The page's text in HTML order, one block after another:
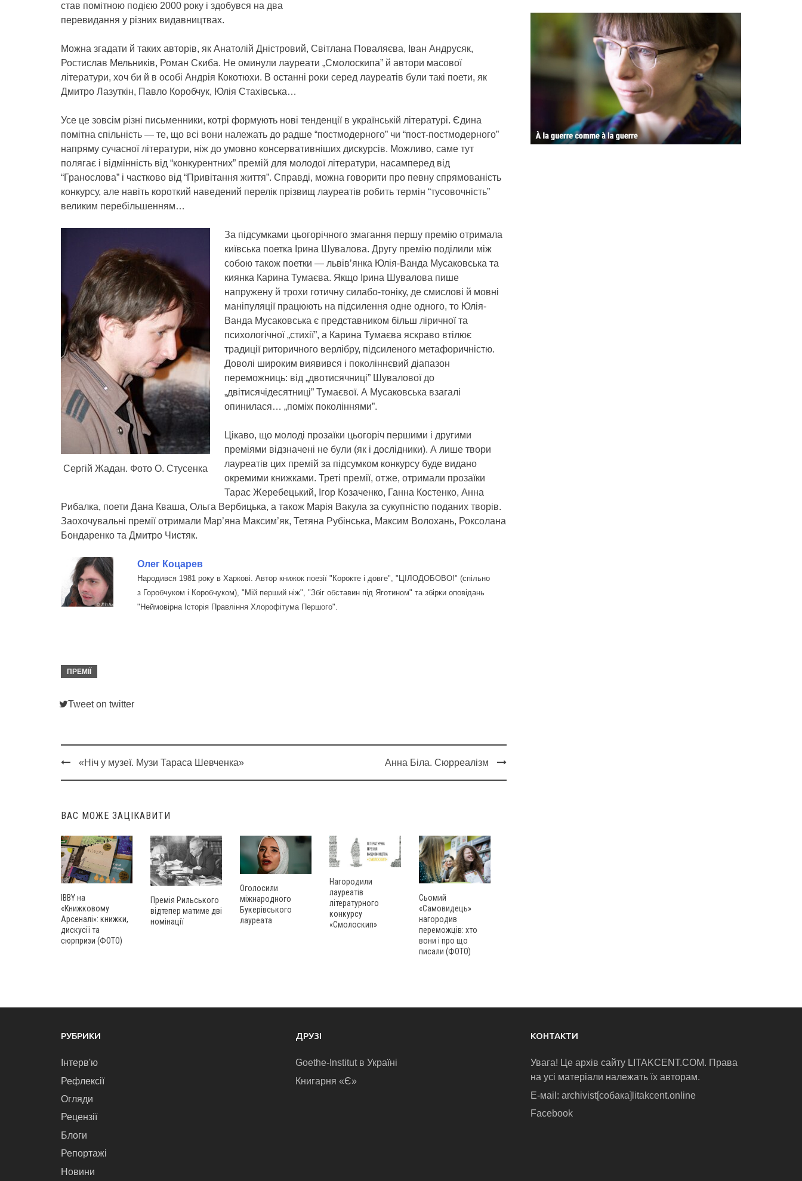
став помітною подією 2000 року і здобувся на два
перевидання у різних видавництвах.
Можна згадати й таких авторів, як Анатолій Дністровий, Світлана Поваляєва, Іван Андрусяк,
Ростислав Мельників, Роман Скиба. Не оминули лауреати „Смолоскипа” й автори масової
літератури, хоч би й в особі Андрія Кокотюхи. В останні роки серед лауреатів були такі поети, як
Дмитро Лазуткін, Павло Коробчук, Юлія Стахівська…
Усе це зовсім різні письменники, котрі формують нові тенденції в українській літературі. Єдина
помітна спільність — те, що всі вони належать до радше “постмодерного” чи “пост-постмодерного”
напряму сучасної літератури, ніж до умовно консервативніших дискурсів. Можливо, саме тут
полягає і відмінність від “конкурентних” премій для молодої літератури, насамперед від
“Гранослова” і частково від “Привітання життя”. Справді, можна говорити про певну спрямованість
конкурсу, але навіть короткий наведений перелік прізвищ лауреатів робить термін “тусовочність”
великим перебільшенням…
Сергій Жадан. Фото О. Стусенка
За підсумками цьогорічного змагання першу премію отримала
київська поетка Ірина Шувалова. Другу премію поділили між
собою також поетки — львів’янка Юлія-Ванда Мусаковська та
киянка Карина Тумаєва. Якщо Ірина Шувалова пише
напружену й трохи готичну силабо-тоніку, де смислові й мовні
маніпуляції працюють на підсилення одне одного, то Юлія-
Ванда Мусаковська є представником більш ліричної та
психологічної „стихії”, а Карина Тумаєва яскраво втілює
традиції риторичного верлібру, підсиленого метафоричністю.
Доволі широким виявився і поколіннєвий діапазон
переможниць: від „двотисячниці” Шувалової до
„двітисячідесятниці” Тумаєвої. А Мусаковська взагалі
опинилася… „поміж поколіннями”.
Цікаво, що молоді прозаїки цьогоріч першими і другими
преміями відзначені не були (як і дослідники). А лише твори
лауреатів цих премій за підсумком конкурсу буде видано
окремими книжками. Треті премії, отже, отримали прозаїки
Тарас Жеребецький, Ігор Козаченко, Ганна Костенко, Анна
Рибалка, поети Дана Кваша, Ольга Вербицька, а також Марія Вакула за сукупністю поданих творів.
Заохочувальні премії отримали Мар’яна Максим’як, Тетяна Рубінська, Максим Волохань, Роксолана
Бондаренко та Дмитро Чистяк.
Олег Коцарев
Народився 1981 року в Харкові. Автор книжок поезії "Корокте і довге", "ЦІЛОДОБОВО!" (спільно
з Горобчуком і Коробчуком), "Мій перший ніж", "Збіг обставин під Яготином" та збірки оповідань
"Неймовірна Історія Правління Хлорофітума Першого".
ПРЕМІЇ
Tweet on twitter
Post
«Ніч у музеї. Музи Тараса Шевченка» Анна Біла. Сюрреалізм
ВАС МОЖЕ ЗАЦІКАВИТИ
IBBY на
«Книжковому
Арсеналі»: книжки,
дискусії та
сюрпризи (ФОТО)
Премія Рильського
відтепер матиме дві
номінації
Оголосили
міжнародного
Букерівського
лауреата
Нагородили
лауреатів
літературного
конкурсу
«Смолоскип»
Сьомий
«Самовидець»
нагородив
переможців: хто
вони і про що
писали (ФОТО)
РУБРИКИ
Інтерв'ю
Рефлексії
Огляди
Рецензії
Блоги
Репортажі
Новини
ДРУЗІ
Goethe-Institut в Україні
Книгарня «Є»
КОНТАКТИ
Увага! Це архів сайту LITAKCENT.COM. Права
на усі матеріали належать їх авторам.
E-маіl: archivist[собака]litakcent.online
Facebook